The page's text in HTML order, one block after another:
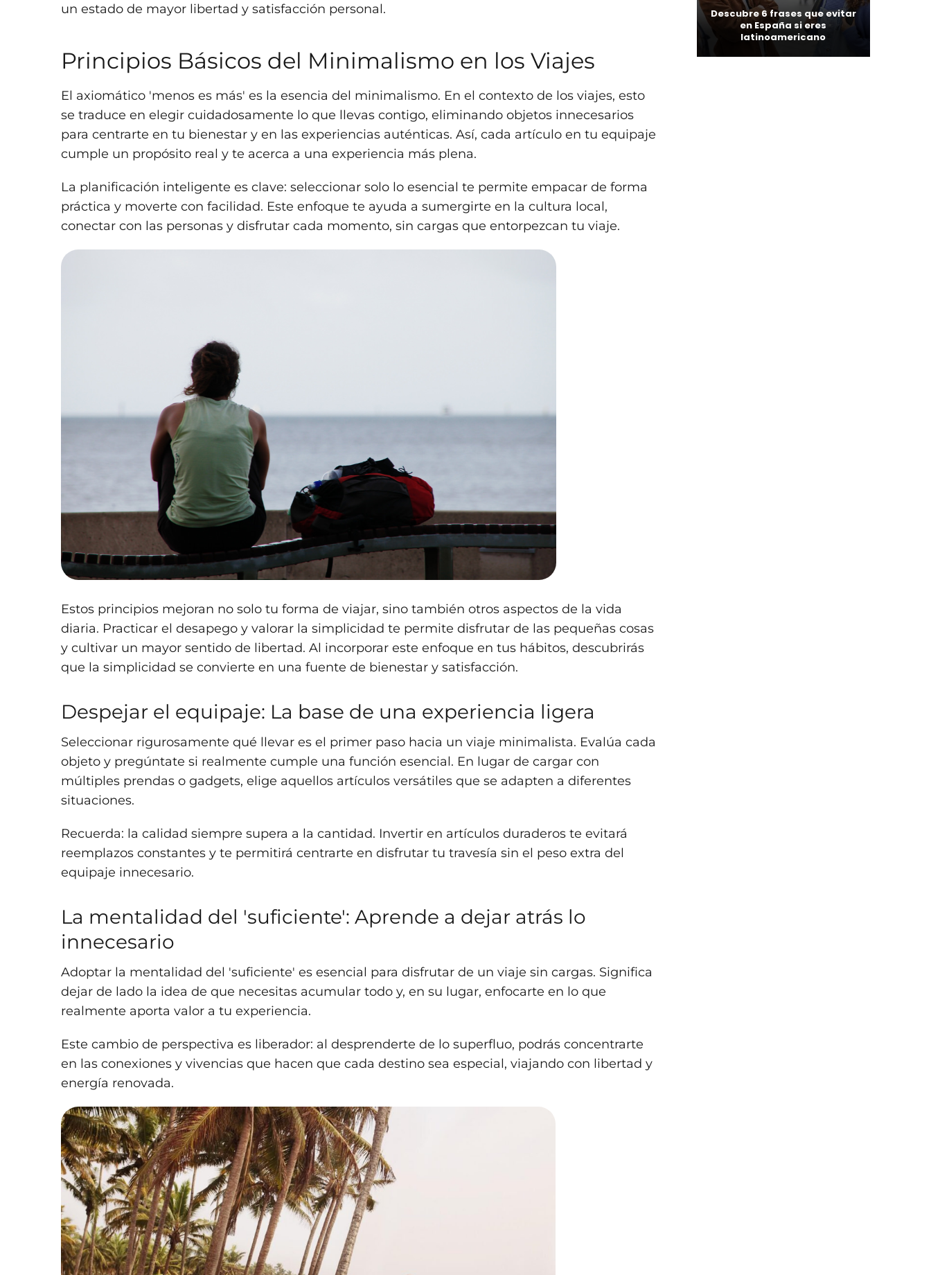
un estado de mayor libertad y satisfacción personal.
Principios Básicos del Minimalismo en los Viajes
El axiomático 'menos es más' es la esencia del minimalismo. En el contexto de los viajes, esto
se traduce en elegir cuidadosamente lo que llevas contigo, eliminando objetos innecesarios
para centrarte en tu bienestar y en las experiencias auténticas. Así, cada artículo en tu equipaje
cumple un propósito real y te acerca a una experiencia más plena.
La planificación inteligente es clave: seleccionar solo lo esencial te permite empacar de forma
práctica y moverte con facilidad. Este enfoque te ayuda a sumergirte en la cultura local,
conectar con las personas y disfrutar cada momento, sin cargas que entorpezcan tu viaje.
Estos principios mejoran no solo tu forma de viajar, sino también otros aspectos de la vida
diaria. Practicar el desapego y valorar la simplicidad te permite disfrutar de las pequeñas cosas
y cultivar un mayor sentido de libertad. Al incorporar este enfoque en tus hábitos, descubrirás
que la simplicidad se convierte en una fuente de bienestar y satisfacción.
Despejar el equipaje: La base de una experiencia ligera
Seleccionar rigurosamente qué llevar es el primer paso hacia un viaje minimalista. Evalúa cada
objeto y pregúntate si realmente cumple una función esencial. En lugar de cargar con
múltiples prendas o gadgets, elige aquellos artículos versátiles que se adapten a diferentes
situaciones.
Recuerda: la calidad siempre supera a la cantidad. Invertir en artículos duraderos te evitará
reemplazos constantes y te permitirá centrarte en disfrutar tu travesía sin el peso extra del
equipaje innecesario.
La mentalidad del 'suficiente': Aprende a dejar atrás lo
innecesario
Adoptar la mentalidad del 'suficiente' es esencial para disfrutar de un viaje sin cargas. Significa
dejar de lado la idea de que necesitas acumular todo y, en su lugar, enfocarte en lo que
realmente aporta valor a tu experiencia.
Este cambio de perspectiva es liberador: al desprenderte de lo superfluo, podrás concentrarte
en las conexiones y vivencias que hacen que cada destino sea especial, viajando con libertad y
energía renovada.
Descubre 6 frases que evitar
en España si eres
latinoamericano